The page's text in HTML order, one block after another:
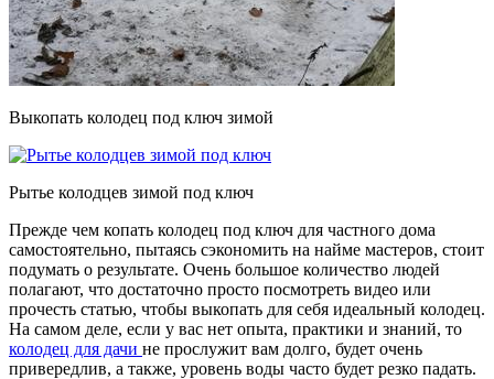
Выкопать колодец под ключ зимой
Рытье колодцев зимой под ключ
Прежде чем копать колодец под ключ для частного дома
самостоятельно, пытаясь сэкономить на найме мастеров, стоит
подумать о результате. Очень большое количество людей
полагают, что достаточно просто посмотреть видео или
прочесть статью, чтобы выкопать для себя идеальный колодец.
На самом деле, если у вас нет опыта, практики и знаний, то
колодец для дачи не прослужит вам долго, будет очень
привередлив, а также, уровень воды часто будет резко падать.